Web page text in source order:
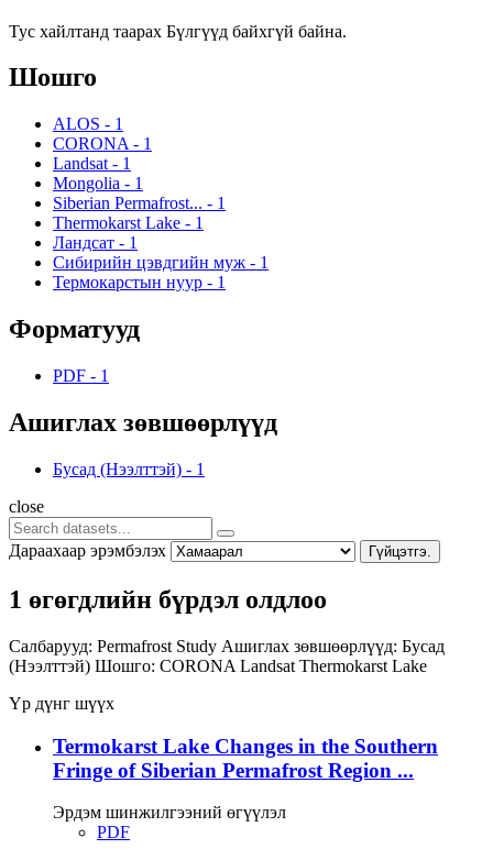
Тус хайлтанд таарах Бүлгүүд байхгүй байна.
Шошго
ALOS - 1
CORONA - 1
Landsat - 1
Mongolia - 1
Siberian Permafrost... - 1
Thermokarst Lake - 1
Ландсат - 1
Сибирийн цэвдгийн муж - 1
Термокарстын нуур - 1
Форматууд
PDF - 1
Ашиглах зөвшөөрлүүд
Бусад (Нээлттэй) - 1
close
Дараахаар эрэмбэлэх Гүйцэтгэ.
1 өгөгдлийн бүрдэл олдлоо
Салбарууд: Permafrost Study Ашиглах зөвшөөрлүүд: Бусад
(Нээлттэй) Шошго: CORONA Landsat Thermokarst Lake
Үр дүнг шүүх
Termokarst Lake Changes in the Southern
Fringe of Siberian Permafrost Region ...
Эрдэм шинжилгээний өгүүлэл
PDF